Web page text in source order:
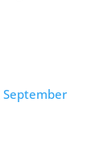
September